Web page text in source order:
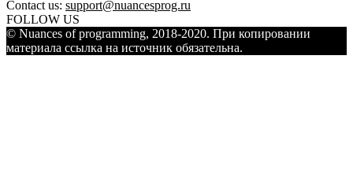
Contact us: support@nuancesprog.ru
FOLLOW US
© Nuances of programming, 2018-2020. При копировании
материала ссылка на источник обязательна.